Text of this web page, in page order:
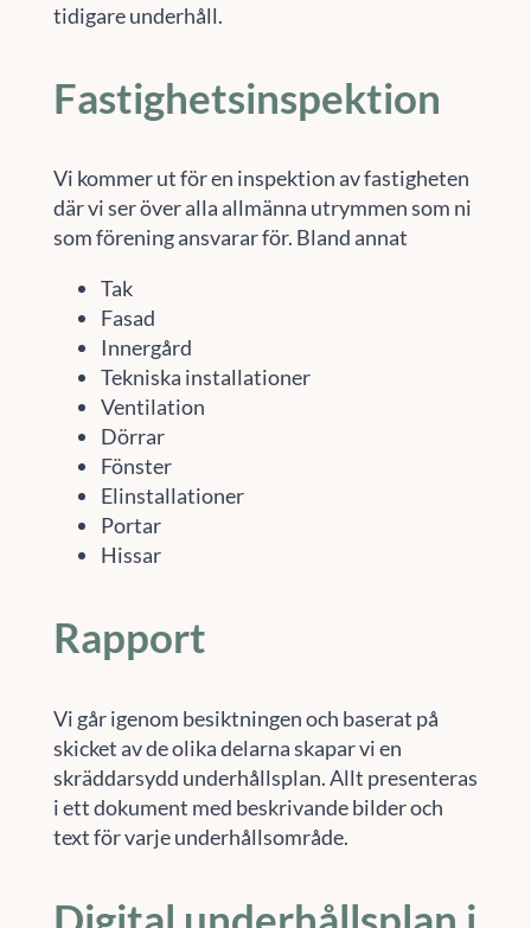
tidigare underhåll.
Fastighetsinspektion
Vi kommer ut för en inspektion av fastigheten
där vi ser över alla allmänna utrymmen som ni
som förening ansvarar för. Bland annat
Tak
Fasad
Innergård
Tekniska installationer
Ventilation
Dörrar
Fönster
Elinstallationer
Portar
Hissar
Rapport
Vi går igenom besiktningen och baserat på
skicket av de olika delarna skapar vi en
skräddarsydd underhållsplan. Allt presenteras
i ett dokument med beskrivande bilder och
text för varje underhållsområde.